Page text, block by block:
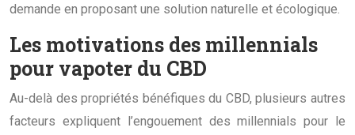
demande en proposant une solution naturelle et écologique.
Les motivations des millennials
pour vapoter du CBD
Au-delà des propriétés bénéfiques du CBD, plusieurs autres
facteurs expliquent l’engouement des millennials pour le